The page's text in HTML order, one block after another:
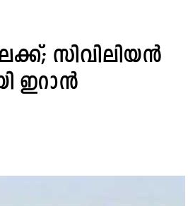
സിവിലിയൻ
ഇറാൻ